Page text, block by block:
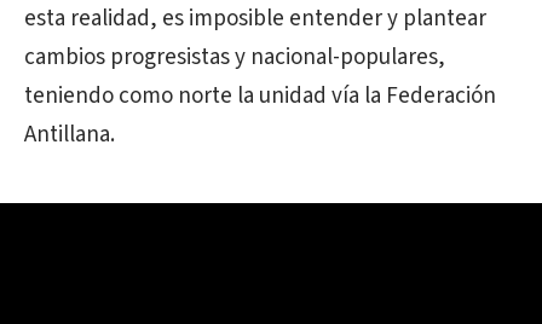
esta realidad, es imposible entender y plantear
cambios progresistas y nacional-populares,
teniendo como norte la unidad vía la Federación
Antillana.